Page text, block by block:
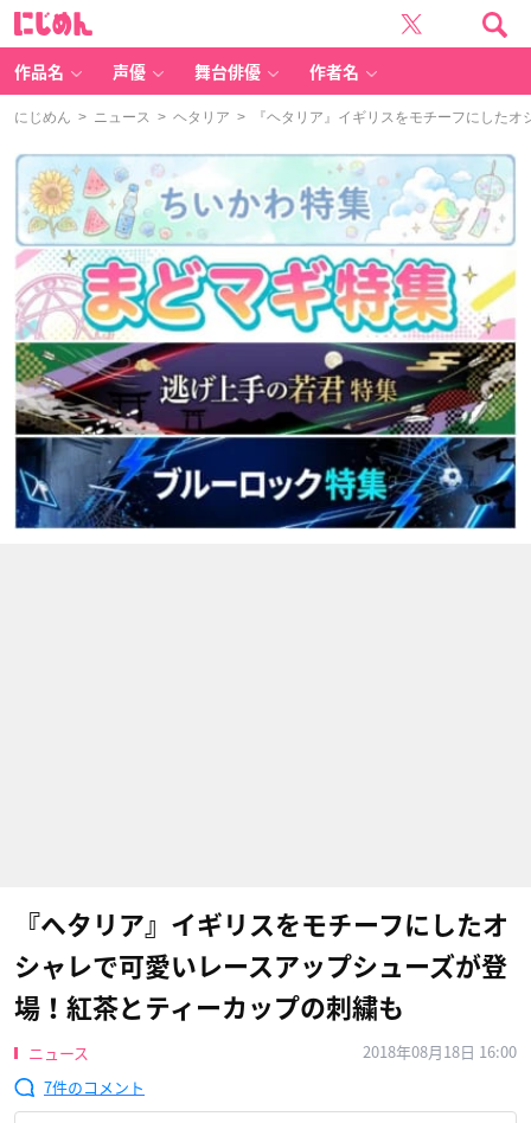
作品名 声優 舞台俳優 作者名
にじめん > ニュース > ヘタリア > 『ヘタリア』イギリスをモチーフにしたオ
『ヘタリア』イギリスをモチーフにしたオ
シャレで可愛いレースアップシューズが登
場！紅茶とティーカップの刺繍も
ニュース
2018年08月18日 16:00
7